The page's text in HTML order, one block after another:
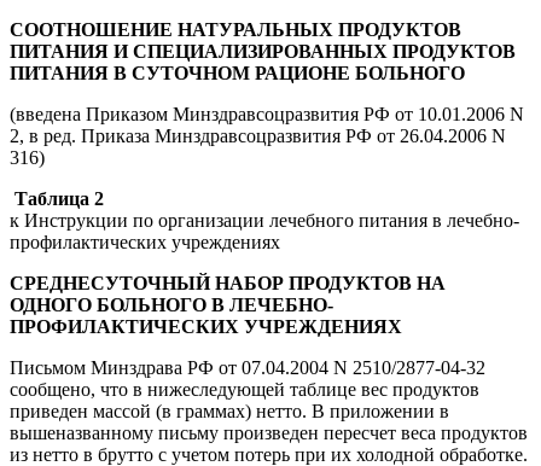
СООТНОШЕНИЕ НАТУРАЛЬНЫХ ПРОДУКТОВ
ПИТАНИЯ И СПЕЦИАЛИЗИРОВАННЫХ ПРОДУКТОВ
ПИТАНИЯ В СУТОЧНОМ РАЦИОНЕ БОЛЬНОГО
(введена Приказом Минздравсоцразвития РФ от 10.01.2006 N
2, в ред. Приказа Минздравсоцразвития РФ от 26.04.2006 N
316)
Таблица 2
к Инструкции по организации лечебного питания в лечебно-
профилактических учреждениях
СРЕДНЕСУТОЧНЫЙ НАБОР ПРОДУКТОВ НА
ОДНОГО БОЛЬНОГО В ЛЕЧЕБНО-
ПРОФИЛАКТИЧЕСКИХ УЧРЕЖДЕНИЯХ
Письмом Минздрава РФ от 07.04.2004 N 2510/2877-04-32
сообщено, что в нижеследующей таблице вес продуктов
приведен массой (в граммах) нетто. В приложении в
вышеназванному письму произведен пересчет веса продуктов
из нетто в брутто с учетом потерь при их холодной обработке.